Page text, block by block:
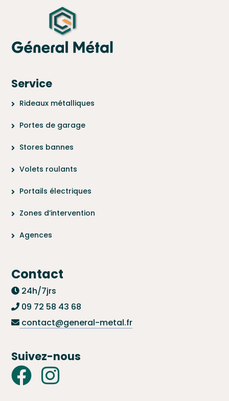
Service
Rideaux métalliques
Portes de garage
Stores bannes
Volets roulants
Portails électriques
Zones d’intervention
Agences
Contact
24h/7jrs
09 72 58 43 68
contact@general-metal.fr
Suivez-nous